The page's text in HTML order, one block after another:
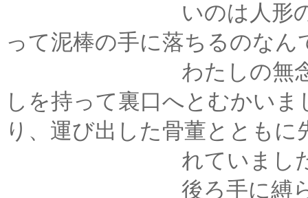
いのは人形の宿命で
って泥棒の手に落ちるのな
わたしの無念など素
しを持って裏口へとむかい
り、運び出した骨董とともに
れていました
後ろ手に縛られ、